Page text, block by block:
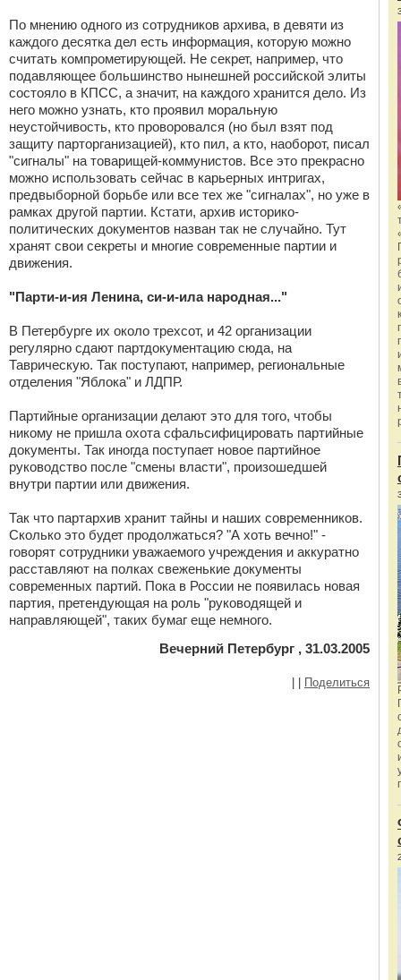
По мнению одного из сотрудников архива, в девяти из
каждого десятка дел есть информация, которую можно
считать компрометирующей. Не секрет, например, что
подавляющее большинство нынешней российской элиты
состояло в КПСС, а значит, на каждого хранится дело. Из
него можно узнать, кто проявил моральную
неустойчивость, кто проворовался (но был взят под
защиту парторганизацией), кто пил, а кто, наоборот, писал
"сигналы" на товарищей-коммунистов. Все это прекрасно
можно использовать сейчас в карьерных интригах,
предвыборной борьбе или все тех же "сигналах", но уже в
рамках другой партии. Кстати, архив историко-
политических документов назван так не случайно. Тут
хранят свои секреты и многие современные партии и
движения.
"Парти-и-ия Ленина, си-и-ила народная..."
В Петербурге их около трехсот, и 42 организации
регулярно сдают партдокументацию сюда, на
Таврическую. Так поступают, например, региональные
отделения "Яблока" и ЛДПР.
Партийные организации делают это для того, чтобы
никому не пришла охота сфальсифицировать партийные
документы. Так иногда поступает новое партийное
руководство после "смены власти", произошедшей
внутри партии или движения.
Так что партархив хранит тайны и наших современников.
Сколько это будет продолжаться? "А хоть вечно!" -
говорят сотрудники уважаемого учреждения и аккуратно
расставляют на полках свеженькие документы
современных партий. Пока в России не появилась новая
партия, претендующая на роль "руководящей и
направляющей", таких бумаг еще немного.
Вечерний Петербург , 31.03.2005
Поделиться